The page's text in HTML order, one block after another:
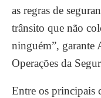
as regras de
trânsito que não
ninguém”, garante
Operações da
Entre os principais